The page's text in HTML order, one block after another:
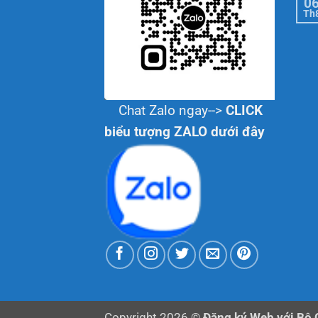
Chat Zalo ngay--> CLICK
biểu tượng ZALO dưới đây